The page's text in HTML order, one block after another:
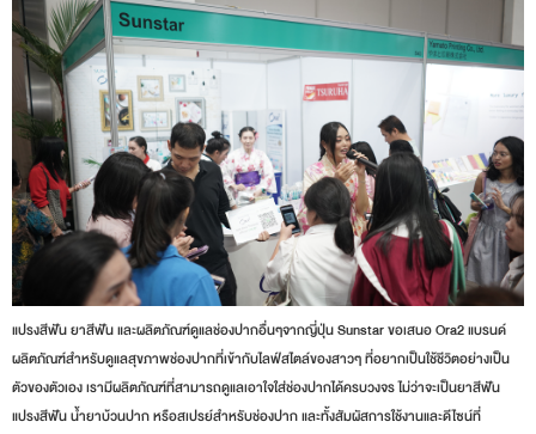
แปรงสีฟัน ยาสีฟัน และผลิตภัณฑ์ดูแลช่องปากอื่นๆจากญี่ปุ่น Sunstar ขอเสนอ Ora2 แบรนด์
ผลิตภัณฑ์สำหรับดูแลสุขภาพช่องปากที่เข้ากับไลฟ์สไตล์ของสาวๆ ที่อยากเป็นใช้ชีวิตอย่างเป็น
ตัวของตัวเอง เรามีผลิตภัณฑ์ที่สามารถดูแลเอาใจใส่ช่องปากได้ครบวงจร ไม่ว่าจะเป็นยาสีฟัน
แปรงสีฟัน น้ำยาบ้วนปาก หรือสเปรย์สำหรับช่องปาก และทั้งสัมผัสการใช้งานและดีไซน์ที่